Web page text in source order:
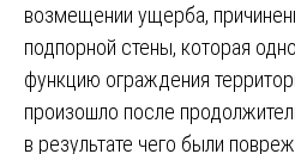
возмещении ущерба,
подпорной стены, которая
функцию ограждения
произошло после
в результате чего были